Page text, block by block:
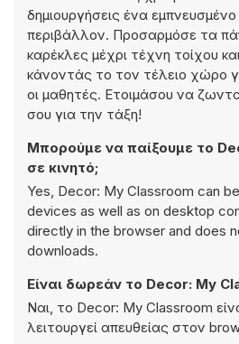
δημιουργήσεις ένα
περιβάλλον. Προσαρμόσε τα
καρέκλες μέχρι τέχνη τοίχου
κάνοντάς το τον τέλειο χώρο
οι μαθητές. Ετοιμάσου να
σου για την τάξη!
Μπορούμε να παίξουμε το
σε κινητό;
Yes, Decor: My Classroom can
devices as well as on desktop
directly in the browser and does
downloads.
Είναι δωρεάν το Decor: My
Ναι, το Decor: My Classroom
λειτουργεί απευθείας στον